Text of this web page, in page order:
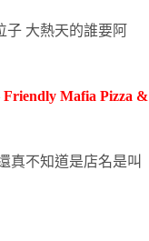
子 大熱天的誰要阿
Friendly Mafia Pizza &
真不知道是店名是叫